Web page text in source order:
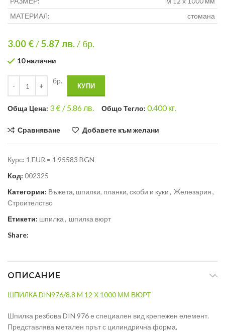
МАТЕРИАЛ:
стомана
3.00 €/5.87 лв./ бр.
10 налични
бр.
КУПИ
Общa Цена: 3€ / 5.86 лв. Общо Тегло: 0.400кг.
Сравняване Добавете към желани
Курс: 1 EUR = 1.95583 BGN
Код: 002325
Категории: Въжета, шпилки, планки, скоби и куки, Железария,
Строителство
Етикети: шпилка, шпилка вюрт
Share:
ОПИСАНИЕ
ШПИЛКА DIN976/8.8 M 12 Х 1000 ММ ВЮРТ
Шпилка резбова DIN 976 е специален вид крепежен елемент.
Представлява метален прът с цилиндрична форма,